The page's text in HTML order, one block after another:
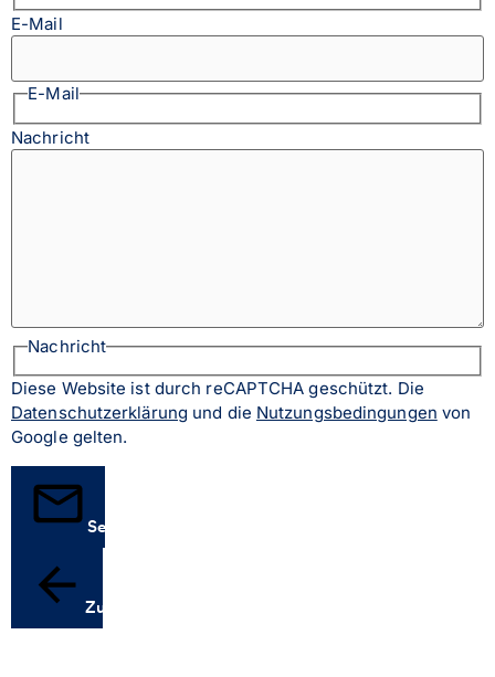
E-Mail
E-Mail
Nachricht
Nachricht
Diese Website ist durch reCAPTCHA geschützt. Die
Datenschutzerklärung und die Nutzungsbedingungen von
Google gelten.
Senden
Zurück